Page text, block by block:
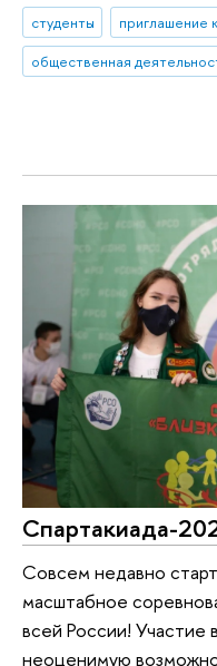
студенты
приглашение
общественная
Спартакиада-
Совсем недавно
масштабное
всей России! Участие
неоценимую